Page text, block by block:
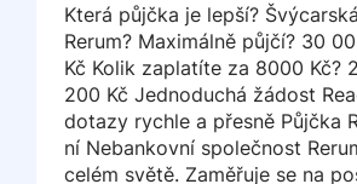
Která půjčka je lepší?
Rerum? Maximálně půjčí? 30
Kč Kolik zaplatíte za 8000 Kč?
200 Kč Jednoduchá žádost
dotazy rychle a přesně Půjčka
ní Nebankovní společnost
celém světě. Zaměřuje se na